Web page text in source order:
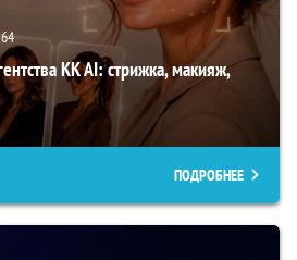
64
KK AI: стрижка, макияж,
ПОДРОБНЕЕ